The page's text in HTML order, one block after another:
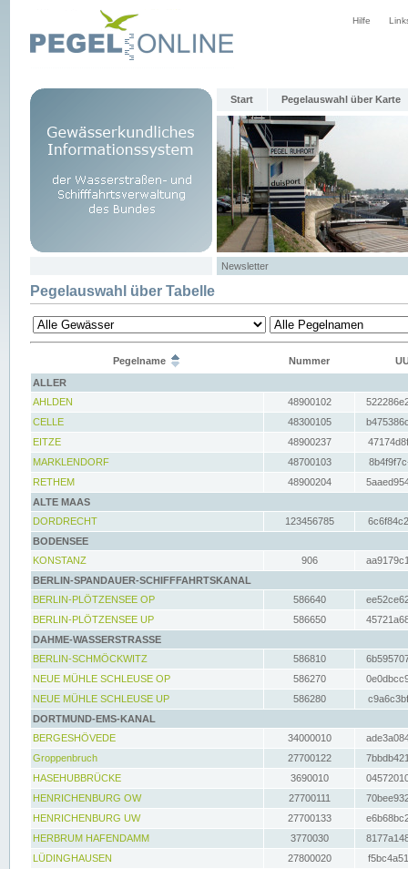
Hilfe
Start Pegelauswahl über Karte
Newsletter
Pegelauswahl über Tabelle
Pegelname Nummer
ALLER
AHLDEN
48900102
CELLE
48300105
EITZE
48900237
MARKLENDORF
48700103
RETHEM
48900204
ALTE MAAS
DORDRECHT
123456785
BODENSEE
KONSTANZ
906
BERLIN-SPANDAUER-SCHIFFFAHRTSKANAL
BERLIN-PLÖTZENSEE OP
586640
BERLIN-PLÖTZENSEE UP
586650
DAHME-WASSERSTRASSE
BERLIN-SCHMÖCKWITZ
586810
NEUE MÜHLE SCHLEUSE OP
586270
NEUE MÜHLE SCHLEUSE UP
586280
DORTMUND-EMS-KANAL
BERGESHÖVEDE
34000010
Groppenbruch
27700122
HASEHUBBRÜCKE
3690010
HENRICHENBURG OW
27700111
HENRICHENBURG UW
27700133
HERBRUM HAFENDAMM
3770030
LÜDINGHAUSEN
27800020